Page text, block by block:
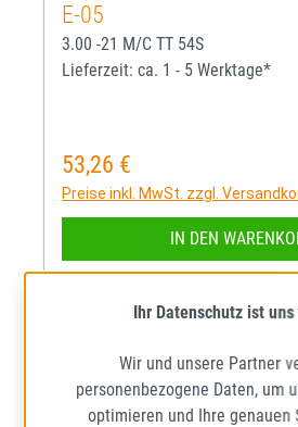
E-05
3.00 -21 M/C TT 54S
Lieferzeit: ca. 1 - 5 Werktage*
Regulärer Preis:
53,26 €
Preise inkl. MwSt. zzgl.
IN DEN
Ihr Datenschutz ist
Wir und unsere Partner
personenbezogene Daten, um
optimieren und Ihre genauen